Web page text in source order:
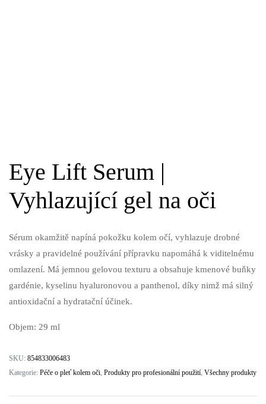
Eye Lift Serum |
Vyhlazující gel na oči
Sérum okamžitě napíná pokožku kolem očí, vyhlazuje drobné
vrásky a pravidelné používání přípravku napomáhá k viditelnému
omlazení. Má jemnou gelovou texturu a obsahuje kmenové buňky
gardénie, kyselinu hyaluronovou a panthenol, díky nimž má silný
antioxidační a hydratační účinek.
Objem: 29 ml
SKU: 854833006483
Kategorie: Péče o pleť kolem oči Produkty pro profesionální použití Všechny produkty